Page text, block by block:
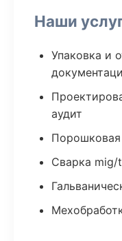
Наши
Упаковка и
аудит
Порошковая
Сварка mig/